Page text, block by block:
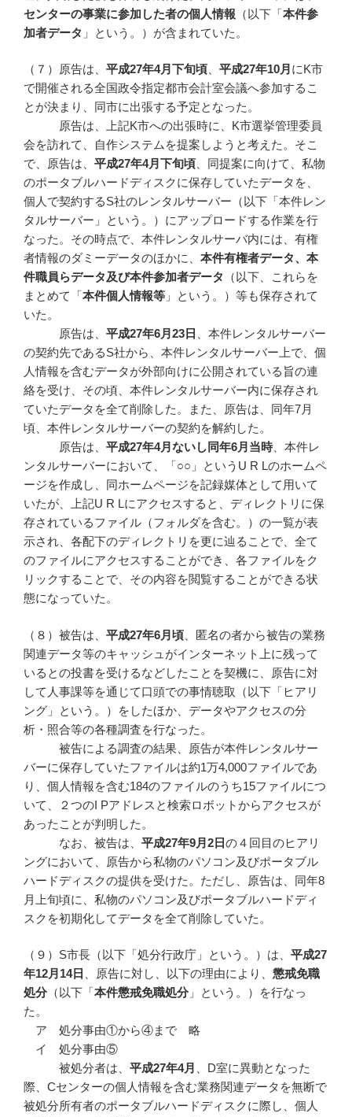
センターの事業に参加した者の個人情報 （以下「本件参
加者データ 」という。）が含まれていた。
（７）原告は、 平成27年4月下旬頃 平成27年10月 にK市
で開催される全国政令指定都市会計室会議へ参加するこ
とが決まり、同市に出張する予定となった。
原告は、上記K市への出張時に、K市選挙管理委員
会を訪れて、自作システムを提案しようと考えた。そこ
で、原告は、 平成27年4月下旬頃 、同提案に向けて、私物
のポータブルハードディスクに保存していたデータを、
個人で契約するS社のレンタルサーバー（以下「本件レン
タルサーバー」という。）にアップロードする作業を行
なった。その時点で、本件レンタルサーバ内には、有権
者情報のダミーデータのほかに、 本件有権者データ、本
件職員らデータ及び本件参加者データ
（以下、これらを
まとめて「本件個人情報等 」という。）等も保存されて
いた。
原告は、 平成27年6月23日
、本件レンタルサーバー
の契約先であるS社から、本件レンタルサーバー上で、個
人情報を含むデータが外部向けに公開されている旨の連
絡を受け、その頃、本件レンタルサーバー内に保存され
ていたデータを全て削除した。また、原告は、同年7月
頃、本件レンタルサーバーの契約を解約した。
原告は、 平成27年4月ないし同年6月当時、本件レ
ンタルサーバーにおいて、「○○」というU R Lのホームペ
ージを作成し、同ホームページを記録媒体として用いて
いたが、上記U R Lにアクセスすると、ディレクトリに保
存されているファイル（フォルダを含む。）の一覧が表
示され、各配下のディレクトリを更に辿ることで、全て
のファイルにアクセスすることができ、各ファイルをク
リックすることで、その内容を閲覧することができる状
態になっていた。
（８）被告は、 平成27年6月頃 、匿名の者から被告の業務
関連データ等のキャッシュがインターネット上に残って
いるとの投書を受けるなどしたことを契機に、原告に対
して人事課等を通じて口頭での事情聴取（以下「ヒアリ
ング」という。）をしたほか、データやアクセスの分
析・照合等の各種調査を行なった。
被告による調査の結果、原告が本件レンタルサー
バーに保存していたファイルは約1万4,000ファイルであ
り、個人情報を含む184のファイルのうち15ファイルにつ
いて、２つのI Pアドレスと検索ロボットからアクセスが
あったことが判明した。
なお、被告は、 平成27年9月2日の４回目のヒアリ
ングにおいて、原告から私物のパソコン及びポータブル
ハードディスクの提供を受けた。ただし、原告は、同年8
月上旬頃に、私物のパソコン及びポータブルハードディ
スクを初期化してデータを全て削除していた。
（９）S市長（以下「処分行政庁」という。）は、 平成27
年12月14日
、原告に対し、以下の理由により、 懲戒免職
処分（以下「本件懲戒免職処分」という。）を行なっ
た。
ア 処分事由①から④まで 略
イ 処分事由⑤
被処分者は、 平成27年4月
、D室に異動となった
際、Cセンターの個人情報を含む業務関連データを無断で
被処分所有者のポータブルハードディスクに際し、個人